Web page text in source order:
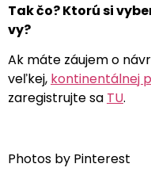
Tak čo? Ktorú si
vy?
Ak máte záujem o
veľkej, kontinentálnej
zaregistrujte sa TU.
Photos by Pinterest